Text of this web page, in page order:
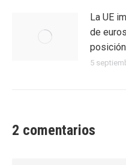
La UE
de
posición
5
2 comentarios